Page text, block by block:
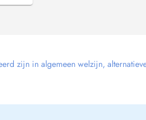
zijn in algemeen welzijn,